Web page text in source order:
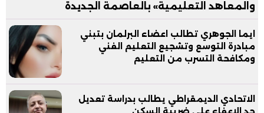
والمعاهد التعليمية» بالعاصمة الجديدة
ايما الجوهري تطالب اعضاء البرلمان بتبني
مبادرة التوسع وتشجيع التعليم الفني
ومكافحة التسرب من التعليم
الاتحادي الديمقراطي يطالب بدراسة تعديل